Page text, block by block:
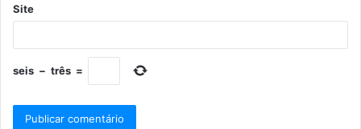
Site
seis − três =